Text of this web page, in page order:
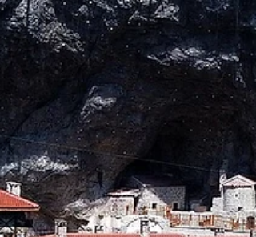
prospérité sous le règne d’Amir
Timour (Tamerlan). Ce dirigeant a fait
de Samar